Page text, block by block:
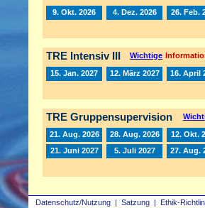
Datenschutz/Nutzung | Satzung | Ethik-
9. Okt. 2026 4. Dez. 2026 26. Feb.
TRE Intensiv III Wichtige
15. Jan. 2027 12. März 2027 16. April
TRE Gruppensupervision
21. Aug. 2026 28. Aug. 2026 12. Okt.
21. Juni 2027
5. Juli 2027 27. Aug.